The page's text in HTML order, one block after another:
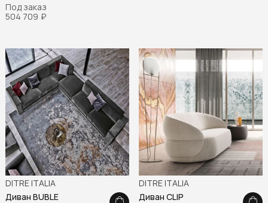
Под заказ
504 709 ₽
DITRE ITALIA
Диван BUBLE
DITRE ITALIA
Диван CLIP